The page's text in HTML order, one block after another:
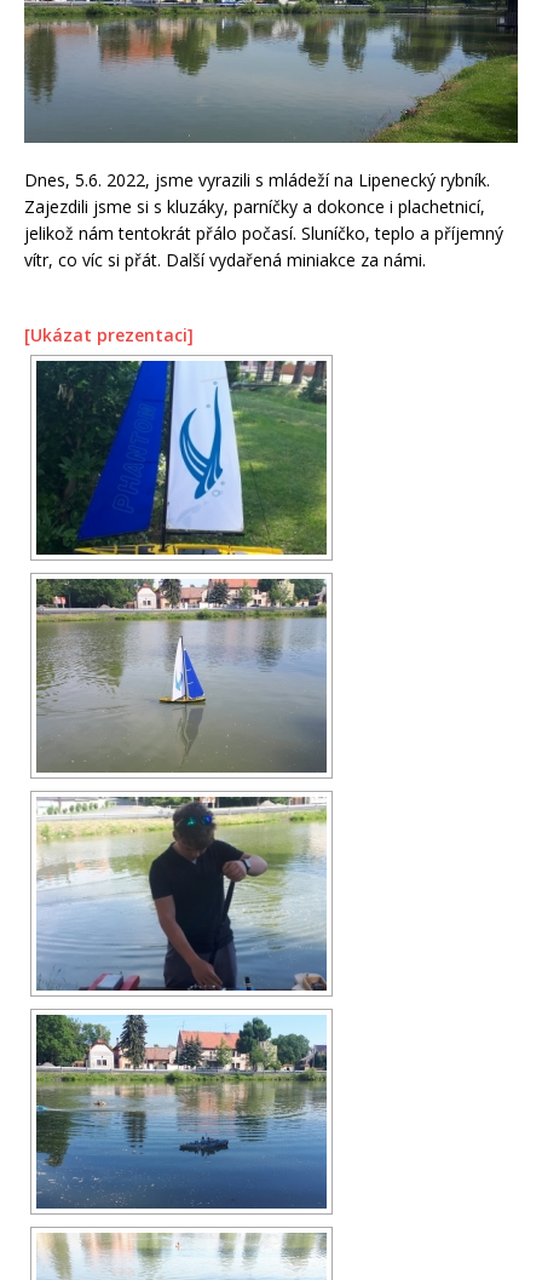
Dnes, 5.6. 2022, jsme vyrazili s mládeží na Lipenecký rybník.
Zajezdili jsme si s kluzáky, parníčky a dokonce i plachetnicí,
jelikož nám tentokrát přálo počasí. Sluníčko, teplo a příjemný
vítr, co víc si přát. Další vydařená miniakce za námi.
[Ukázat prezentaci]